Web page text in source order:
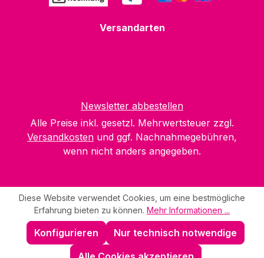
Versandarten
Newsletter abbestellen
Alle Preise inkl. gesetzl. Mehrwertsteuer zzgl.
Versandkosten und ggf. Nachnahmegebühren,
wenn nicht anders angegeben.
Diese Website verwendet Cookies, um eine bestmögliche
Erfahrung bieten zu können. Mehr Informationen ...
Nur technisch notwendige
Konfigurieren